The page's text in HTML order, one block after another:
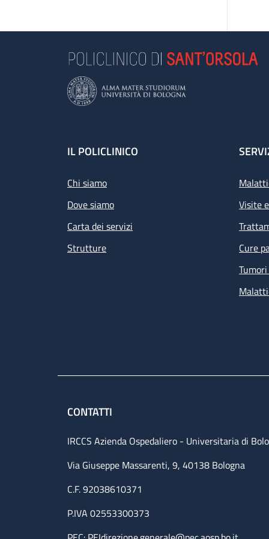
Footer
IL POLICLINICO
Chi siamo
Dove siamo
Carta dei servizi
Strutture
Visite
Cure
CONTATTI
IRCCS Azienda Ospedaliero - Universitaria di
Via Giuseppe Massarenti, 9, 40138 Bologna
C.F. 92038610371
P.IVA 02553300373